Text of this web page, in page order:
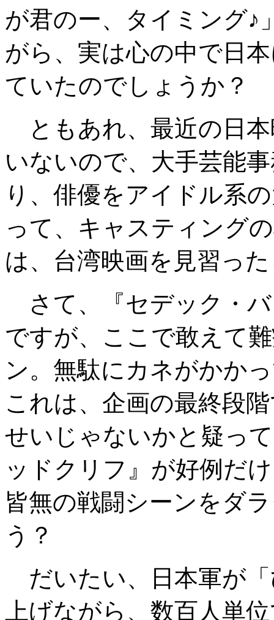
が君のー、タイミング♪
がら、実は心の中で日
ていたのでしょうか？
ともあれ、最近の日
いないので、大手芸能
り、俳優をアイドル系
って、キャスティング
は、台湾映画を見習っ
さて、『セデック・
ですが、ここで敢えて
ン。無駄にカネがかか
これは、企画の最終段
せいじゃないかと疑っ
ッドクリフ』が好例だ
皆無の戦闘シーンをダ
う？
だいたい、日本軍が
上げながら、数百人単